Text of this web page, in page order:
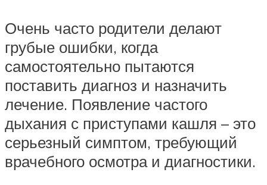
Очень часто родители делают
грубые ошибки, когда
самостоятельно пытаются
поставить диагноз и назначить
лечение. Появление частого
дыхания с приступами кашля – это
серьезный симптом, требующий
врачебного осмотра и диагностики.